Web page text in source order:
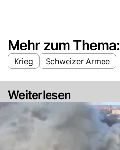
Mehr zum Thema:
Krieg Schweizer Armee
Weiterlesen